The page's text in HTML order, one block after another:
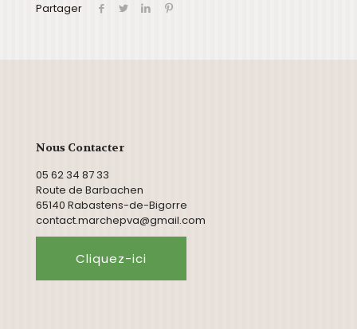
Partager
Nous Contacter
05 62 34 87 33
Route de Barbachen
65140 Rabastens-de-Bigorre
contact.marchepva@gmail.com
Cliquez-ici